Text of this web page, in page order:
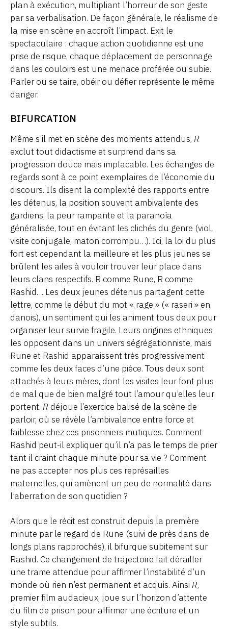
plan à exécution, multipliant l’horreur de son geste
par sa verbalisation. De façon générale, le réalisme de
la mise en scène en accroît l’impact. Exit le
spectaculaire : chaque action quotidienne est une
prise de risque, chaque déplacement de personnage
dans les couloirs est une menace proférée ou subie.
Parler ou se taire, obéir ou défier représente le même
danger.
BIFURCATION
Même s’il met en scène des moments attendus, R
exclut tout didactisme et surprend dans sa
progression douce mais implacable. Les échanges de
regards sont à ce point exemplaires de l’économie du
discours. Ils disent la complexité des rapports entre
les détenus, la position souvent ambivalente des
gardiens, la peur rampante et la paranoïa
généralisée, tout en évitant les clichés du genre (viol,
visite conjugale, maton corrompu…). Ici, la loi du plus
fort est cependant la meilleure et les plus jeunes se
brûlent les ailes à vouloir trouver leur place dans
leurs clans respectifs. R comme Rune, R comme
Rashid… Les deux jeunes détenus partagent cette
lettre, comme le début du mot « rage » (« raseri » en
danois), un sentiment qui les animent tous deux pour
organiser leur survie fragile. Leurs origines ethniques
les opposent dans un univers ségrégationniste, mais
Rune et Rashid apparaissent très progressivement
comme les deux faces d’une pièce. Tous deux sont
attachés à leurs mères, dont les visites leur font plus
de mal que de bien malgré tout l’amour qu’elles leur
portent. R déjoue l’exercice balisé de la scène de
parloir, où se révèle l’ambivalence entre force et
faiblesse chez ces prisonniers mutiques. Comment
Rashid peut-il expliquer qu’il n’a pas le temps de prier
tant il craint chaque minute pour sa vie ? Comment
ne pas accepter nos plus ces représailles
maternelles, qui amènent un peu de normalité dans
l’aberration de son quotidien ?
Alors que le récit est construit depuis la première
minute par le regard de Rune (suivi de près dans de
longs plans rapprochés), il bifurque subitement sur
Rashid. Ce changement de trajectoire fait dérailler
une trame attendue pour affirmer l’instabilité d’un
monde où rien n’est permanent et acquis. Ainsi R,
premier film audacieux, joue sur l’horizon d’attente
du film de prison pour affirmer une écriture et un
style subtils.